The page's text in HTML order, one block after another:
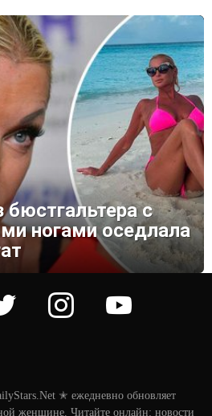
бюстгальтера с
ногами оседлала
twitter instagram youtube
✭ ежедневно обновляет
женщине. Читайте онлайн: новости